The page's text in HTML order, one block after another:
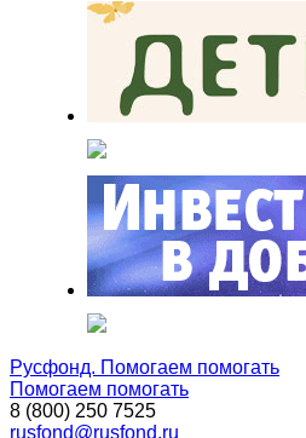
Русфонд. Помогаем помогать
Помогаем помогать
8 (800) 250 7525
rusfond@rusfond.ru